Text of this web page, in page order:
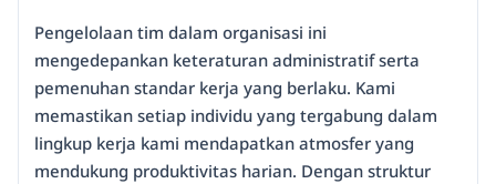
Pengelolaan tim dalam organisasi ini
mengedepankan keteraturan administratif serta
pemenuhan standar kerja yang berlaku. Kami
memastikan setiap individu yang tergabung dalam
lingkup kerja kami mendapatkan atmosfer yang
mendukung produktivitas harian. Dengan struktur